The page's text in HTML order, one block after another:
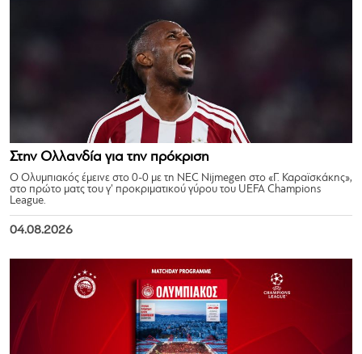
Στην Ολλανδία για την πρόκριση
Ο Ολυμπιακός έμεινε στο 0-0 με τη NEC Nijmegen στο «Γ. Καραϊσκάκης»,
στο πρώτο ματς του γ’ προκριματικού γύρου του UEFA Champions
League.
04.08.2026